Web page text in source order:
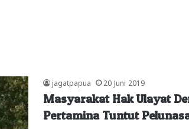
jagatpapua 20 Juni 2019
Masyarakat Hak Ulayat
Pertamina Tuntut